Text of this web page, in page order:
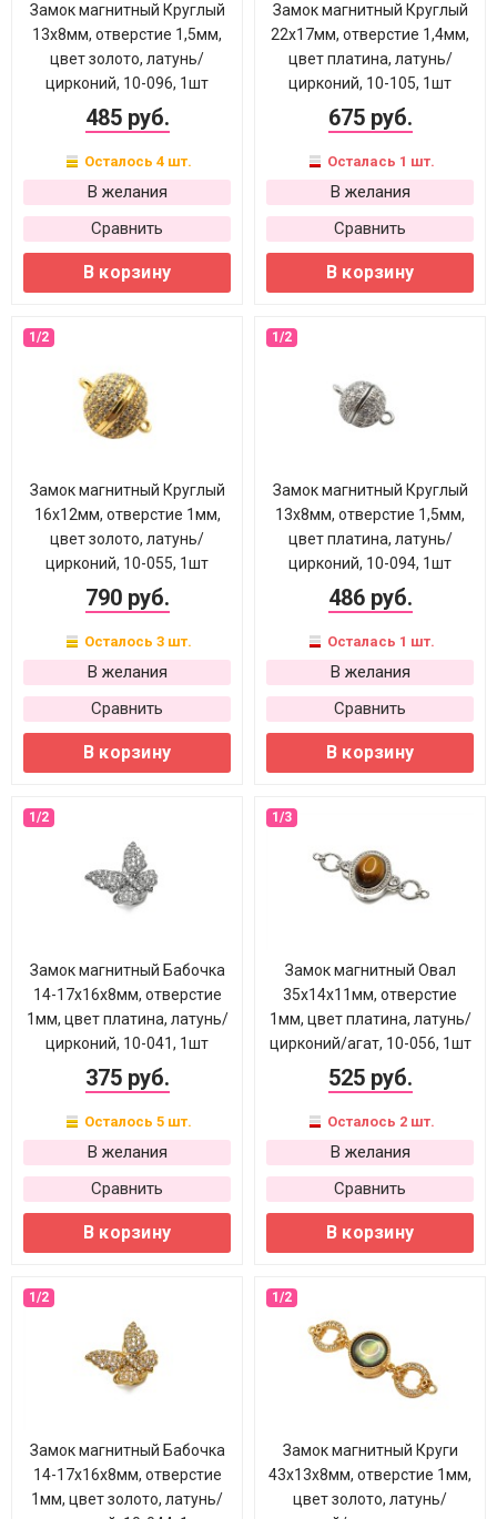
Замок магнитный Круглый
13х8мм, отверстие 1,5мм,
цвет золото, латунь/
цирконий, 10-096, 1шт
485 руб.
Осталось 4 шт.
В желания
Сравнить
В корзину
Замок магнитный Круглый
22х17мм, отверстие 1,4мм,
цвет платина, латунь/
цирконий, 10-105, 1шт
675 руб.
Осталась 1 шт.
В желания
Сравнить
В корзину
Замок магнитный Круглый
16х12мм, отверстие 1мм,
цвет золото, латунь/
цирконий, 10-055, 1шт
790 руб.
Осталось 3 шт.
В желания
Сравнить
В корзину
Замок магнитный Круглый
13х8мм, отверстие 1,5мм,
цвет платина, латунь/
цирконий, 10-094, 1шт
486 руб.
Осталась 1 шт.
В желания
Сравнить
В корзину
Замок магнитный Бабочка
14-17х16х8мм, отверстие
1мм, цвет платина, латунь/
цирконий, 10-041, 1шт
375 руб.
Осталось 5 шт.
В желания
Сравнить
В корзину
Замок магнитный Овал
35х14х11мм, отверстие
1мм, цвет платина, латунь/
цирконий/агат, 10-056, 1шт
525 руб.
Осталось 2 шт.
В желания
Сравнить
В корзину
Замок магнитный Бабочка
14-17х16х8мм, отверстие
1мм, цвет золото, латунь/
Замок магнитный Круги
43х13х8мм, отверстие 1мм,
цвет золото, латунь/